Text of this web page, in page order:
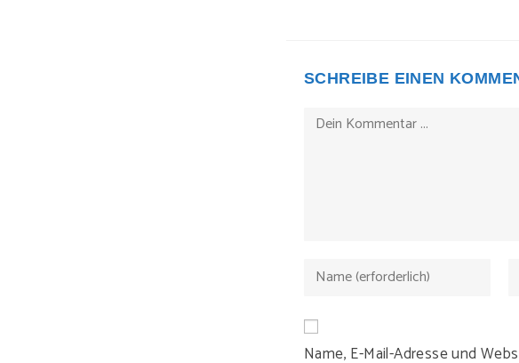
SCHREIBE EINEN
Kommentieren
Gib
oder
Benutzernamen
Name, E-Mail-Adresse und